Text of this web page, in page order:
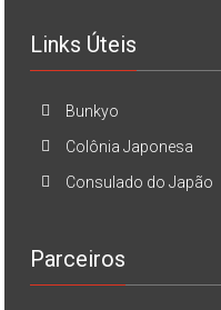
Links Úteis
Bunkyo
Colônia Japonesa
Consulado do Japão
Parceiros